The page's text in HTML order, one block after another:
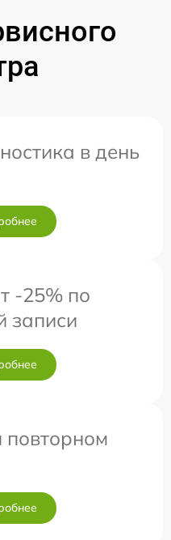
в день
-25% по
записи